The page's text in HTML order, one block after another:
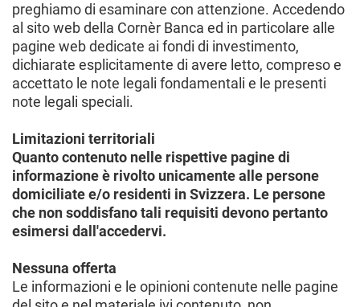
preghiamo di esaminare con attenzione. Accedendo
al sito web della Cornèr Banca ed in particolare alle
pagine web dedicate ai fondi di investimento,
dichiarate esplicitamente di avere letto, compreso e
accettato le note legali fondamentali e le presenti
note legali speciali.
Limitazioni territoriali
Quanto contenuto nelle rispettive pagine di
informazione è rivolto unicamente alle persone
domiciliate e/o residenti in Svizzera. Le persone
che non soddisfano tali requisiti devono pertanto
esimersi dall'accedervi.
Nessuna offerta
Le informazioni e le opinioni contenute nelle pagine